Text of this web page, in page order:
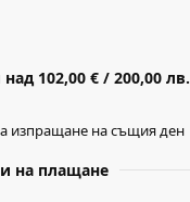
102,00 € / 200,00 лв.
изпращане на същия ден
на плащане